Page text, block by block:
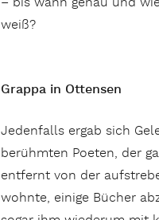
weiß?
Grappa in Ottensen
Jedenfalls ergab sich
berühmten Poeten, der
entfernt von der
wohnte, einige Bücher